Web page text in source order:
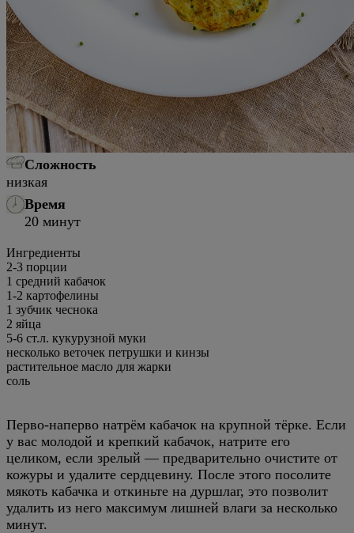
Сложность
низкая
Время
20 минут
Ингредиенты
2-3 порции
1 средний кабачок
1-2 картофелины
1 зубчик чеснока
2 яйца
5-6 ст.л. кукурузной муки
несколько веточек петрушки и кинзы
растительное масло для жарки
соль
Перво-наперво натрём кабачок на крупной тёрке. Если
у вас молодой и крепкий кабачок, натрите его
целиком, если зрелый — предварительно очистите от
кожуры и удалите сердцевину. После этого посолите
мякоть кабачка и откиньте на дуршлаг, это позволит
удалить из него максимум лишней влаги за несколько
минут.